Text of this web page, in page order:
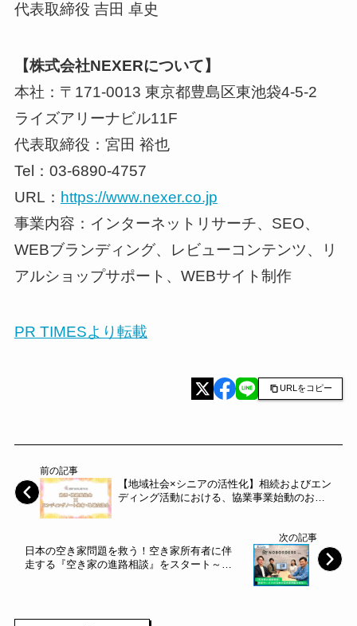
代表取締役 吉⽥ 卓史
【株式会社NEXERについて】
本社：〒171-0013 東京都豊島区東池袋4-5-2
ライズアリーナビル11F
代表取締役：宮田 裕也
Tel：03-6890-4757
URL： https://www.nexer.co.jp
事業内容：インターネットリサーチ、SEO、
WEBブランディング、レビューコンテンツ、リ
アルショップサポート、WEBサイト制作
PR TIMESより転載
URLをコピー
前の記事
【地域社会×シニアの活性化】相続およびエン
ディング活動における、協業事業始動のお知
次の記事
日本の空き家問題を救う！空き家所有者に伴
走する『空き家の進路相談』をスタート～